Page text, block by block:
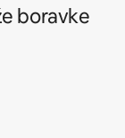
boravke